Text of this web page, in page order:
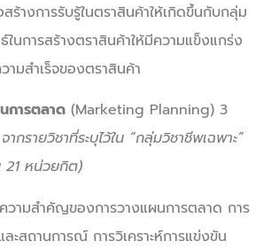
ร้างการรับรู้ในตราสินค้าให้เกิดขึ้นกับกลุ่ม
นการสร้างตราสินค้าให้มีความแข็งแกร่ง
ามสำเร็จของตราสินค้า
การตลาด (Marketing Planning) 3
ากรายวิชาที่ระบุไว้ใน “กลุ่มวิชาชีพเฉพาะ”
21 หน่วยกิต)
ความสำคัญของการวางแผนการตลาด การ
ะสถานการณ์ การวิเคราะห์การแข่งขัน